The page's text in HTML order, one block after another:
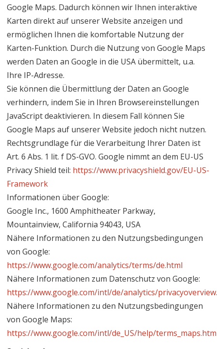
Google Maps. Dadurch können wir Ihnen interaktive
Karten direkt auf unserer Website anzeigen und
ermöglichen Ihnen die komfortable Nutzung der
Karten-Funktion. Durch die Nutzung von Google Maps
werden Daten an Google in die USA übermittelt, u.a.
Ihre IP-Adresse.
Sie können die Übermittlung der Daten an Google
verhindern, indem Sie in Ihren Browsereinstellungen
JavaScript deaktivieren. In diesem Fall können Sie
Google Maps auf unserer Website jedoch nicht nutzen.
Rechtsgrundlage für die Verarbeitung Ihrer Daten ist
Art. 6 Abs. 1 lit. f DS-GVO. Google nimmt an dem EU-US
Privacy Shield teil: https://www.privacyshield.gov/EU-US-
Framework
Informationen über Google:
Google Inc., 1600 Amphitheater Parkway,
Mountainview, California 94043, USA
Nähere Informationen zu den Nutzungsbedingungen
von Google:
https://www.google.com/analytics/terms/de.html
Nähere Informationen zum Datenschutz von Google:
https://www.google.com/intl/de/analytics/
Nähere Informationen zu den Nutzungsbedingungen
von Google Maps:
https://www.google.com/intl/de_US/help/